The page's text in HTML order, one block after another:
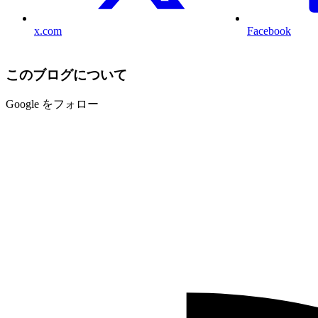
x.com Facebook
このブログについて
Google をフォロー